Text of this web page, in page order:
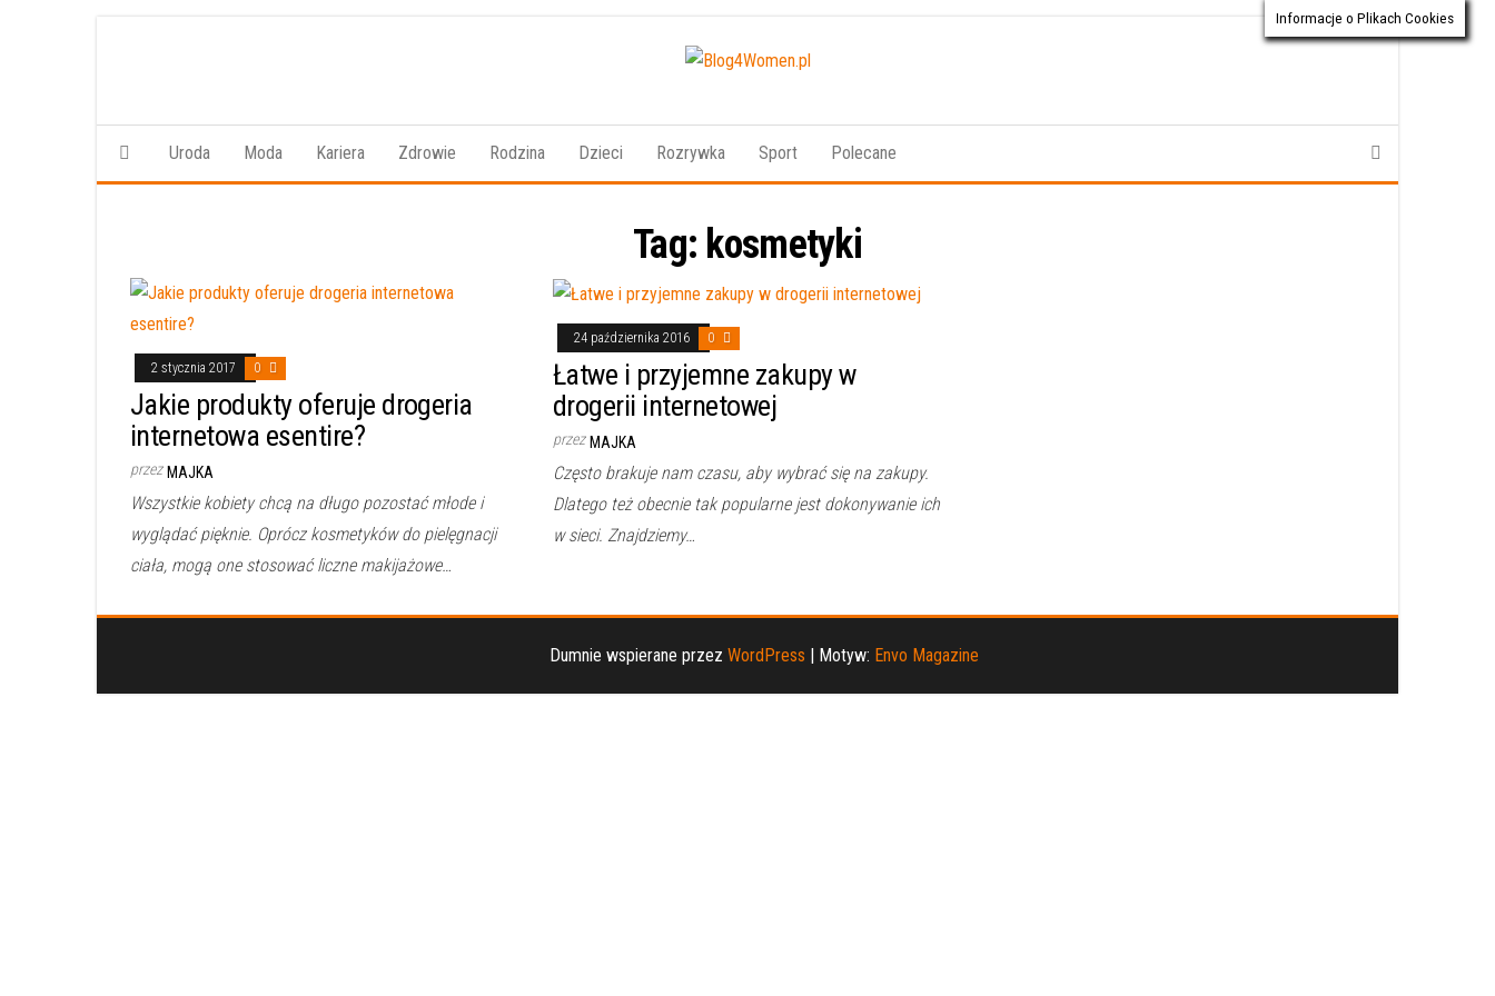
o dla
kobiet
Uroda Moda Kariera Zdrowie Rodzina Dzieci Rozrywka Sport Polecane
Tag: kosmetyki
2 stycznia 2017 0
Jakie produkty oferuje drogeria
internetowa esentire?
przez MAJKA
Wszystkie kobiety chcą na długo pozostać młode i
wyglądać pięknie. Oprócz kosmetyków do pielęgnacji
ciała, mogą one stosować liczne makijażowe…
24 października 2016 0
Łatwe i przyjemne zakupy w
drogerii internetowej
przez MAJKA
Często brakuje nam czasu, aby wybrać się na zakupy.
Dlatego też obecnie tak popularne jest dokonywanie ich
w sieci. Znajdziemy…
Dumnie wspierane przez WordPress | Motyw: Envo Magazine
Informacje o Plikach Cookies